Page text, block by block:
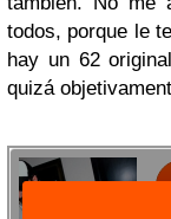
todos, porque le
hay un 62
quizá